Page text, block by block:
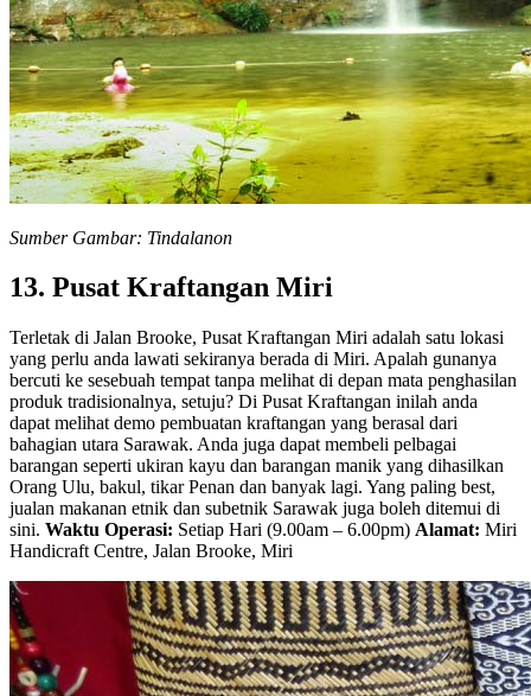
Sumber Gambar: Tindalanon
13. Pusat Kraftangan Miri
Terletak di Jalan Brooke, Pusat Kraftangan Miri adalah satu lokasi
yang perlu anda lawati sekiranya berada di Miri. Apalah gunanya
bercuti ke sesebuah tempat tanpa melihat di depan mata penghasilan
produk tradisionalnya, setuju? Di Pusat Kraftangan inilah anda
dapat melihat demo pembuatan kraftangan yang berasal dari
bahagian utara Sarawak. Anda juga dapat membeli pelbagai
barangan seperti ukiran kayu dan barangan manik yang dihasilkan
Orang Ulu, bakul, tikar Penan dan banyak lagi. Yang paling best,
jualan makanan etnik dan subetnik Sarawak juga boleh ditemui di
sini. Waktu Operasi: Setiap Hari (9.00am – 6.00pm) Alamat: Miri
Handicraft Centre, Jalan Brooke, Miri